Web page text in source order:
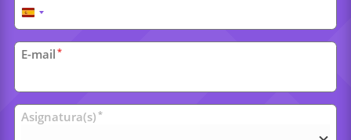
España
+34
E-mail *
Clases
universitarias
Asignatura(s) *